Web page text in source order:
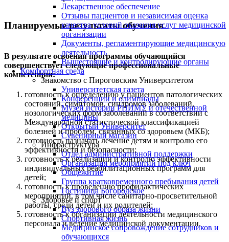
Лекарственное обеспечение
Отзывы пациентов и независимая оценка
качества условий оказания услуг медицинской
организации
Документы, регламентирующие медицинскую
деятельность
Вышестоящие и контролирующие органы
Комфортная среда
Знакомство с Пироговским Университетом
Университетская газета
Конференции и олимпиады
Музей истории РНИМУ и отечественной
медицины
Открытый Университет
Сувенирный магазин
Инфраструктура
Отдел административной поддержки
Организация мероприятий под ключ
Общежитие
Группа кратковременного пребывания детей
Гостиница Богородское
Здоровье и спорт
Вуз здорового образа жизни
Спортивная жизнь
Медицинское сопровождение сотрудников и
обучающихся
Планируемые результаты обучения
В результате освоения программы обучающийся
совершенствует следующие профессиональные
компетенции:
готовность к определению у пациентов патологических
состояний, симптомов, синдромов заболеваний,
нозологических форм заболеваний в соответствии с
Международной статистической классификацией
болезней и проблем, связанных со здоровьем (МКБ);
готовность назначать лечение детям и контролю его
эффективности и безопасности;
готовность к реализации и контролю эффективности
индивидуальных реабилитационных программ для
детей;
готовность к проведению профилактических
мероприятий, в том числе санитарно-просветительной
работы, среди детей и их родителей;
готовность к организации деятельности медицинского
персонала и ведение медицинской документации.